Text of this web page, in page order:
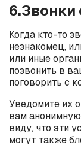
6.Звонки
Когда кто-то
незнакомец,
или иные
позвонить в
поговорить с
Уведомите их
вам
виду, что эти
могут также